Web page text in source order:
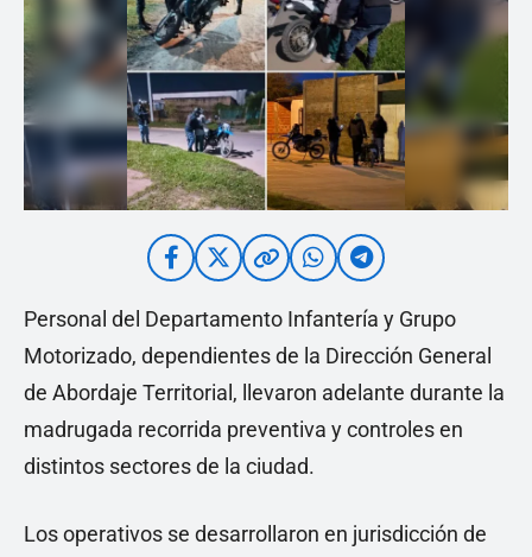
Personal del Departamento Infantería y Grupo
Motorizado, dependientes de la Dirección General
de Abordaje Territorial, llevaron adelante durante la
madrugada recorrida preventiva y controles en
distintos sectores de la ciudad.
Los operativos se desarrollaron en jurisdicción de